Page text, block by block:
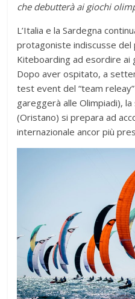
che debutterà ai giochi
L’Italia e la Sardegna
protagoniste indiscusse
Kiteboarding ad esordire ai
Dopo aver ospitato, a
test event del “team
gareggerà alle Olimpiadi),
(Oristano) si prepara ad
internazionale ancor più